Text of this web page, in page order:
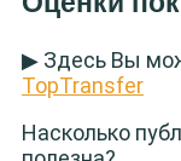
▶ Здесь Вы
TopTransfer
Насколько